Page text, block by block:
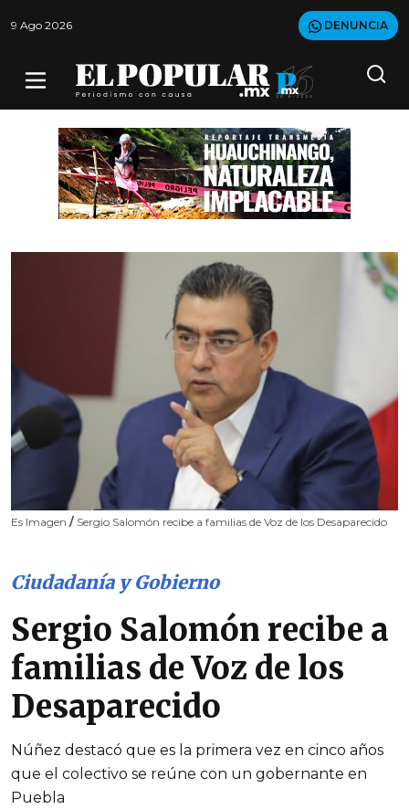
9 Ago 2026 DENUNCIA
Es Imagen / Sergio Salomón recibe a familias de Voz de los Desaparecido
Ciudadanía y Gobierno
Sergio Salomón recibe a
familias de Voz de los
Desaparecido
Núñez destacó que es la primera vez en cinco años
que el colectivo se reúne con un gobernante en
Puebla